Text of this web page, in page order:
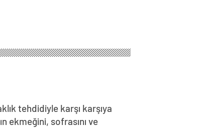
tehdidiyle karşı karşıya
ekmeğini, sofrasını ve